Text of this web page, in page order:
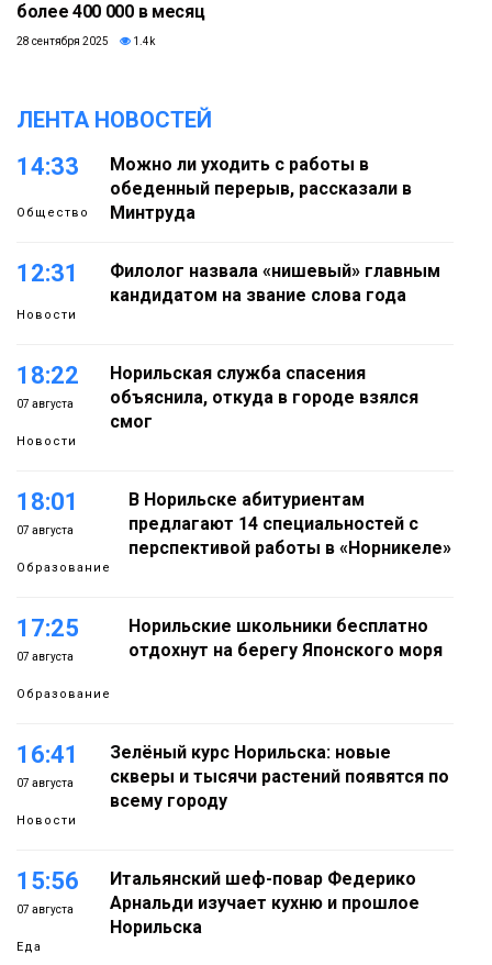
более 400 000 в месяц
28 сентября 2025 1.4k
ЛЕНТА НОВОСТЕЙ
14:33
Общество
Можно ли уходить с работы в
обеденный перерыв, рассказали в
Минтруда
12:31
Новости
Филолог назвала «нишевый» главным
кандидатом на звание слова года
18:22
07 августа
Новости
Норильская служба спасения
объяснила, откуда в городе взялся
смог
18:01
07 августа
Образование
В Норильске абитуриентам
предлагают 14 специальностей с
перспективой работы в «Норникеле»
17:25
07 августа
Образование
Норильские школьники бесплатно
отдохнут на берегу Японского моря
16:41
07 августа
Новости
Зелёный курс Норильска: новые
скверы и тысячи растений появятся по
всему городу
15:56
07 августа
Еда
Итальянский шеф-повар Федерико
Арнальди изучает кухню и прошлое
Норильска